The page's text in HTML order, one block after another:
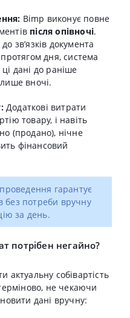
Bimp виконує повне
після опівночі.
зв’язків документа
дня, система
дані до раніше
вночі.
Додаткові витрати
товару, і навіть
(продано), нічне
фінансовий
гарантує
без потреби вручну
за день.
потрібен негайно?
собівартість
не чекаючи
дані вручну: